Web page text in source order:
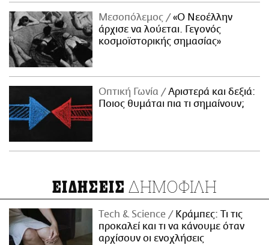
Μεσοπόλεμος
«Ο Νεοέλλην
άρχισε να λούεται. Γεγονός
κοσμοϊστορικής σημασίας»
Οπτική Γωνία
Αριστερά και δεξιά:
Ποιος θυμάται πια τι σημαίνουν;
ΕΙΔΗΣΕΙΣ ΔΗΜΟΦΙΛΗ
Τech & Science
Κράμπες: Τι τις
προκαλεί και τι να κάνουμε όταν
αρχίσουν οι ενοχλήσεις